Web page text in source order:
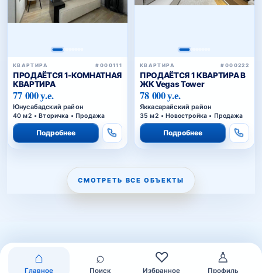
КВАРТИРА #000111
ПРОДАЁТСЯ 1-КОМНАТНАЯ
КВАРТИРА
77 000 у.е.
Юнусабадский район
40 м2 • Вторичка • Продажа
Подробнее
КВАРТИРА #000222
ПРОДАЁТСЯ 1 КВАРТИРА В
ЖК Vegas Tower
78 000 у.е.
Яккасарайский район
35 м2 • Новостройка • Продажа
Подробнее
СМОТРЕТЬ ВСЕ ОБЪЕКТЫ
⌂
Главное
⌕
Поиск
♡
Избранное
♙
Профиль